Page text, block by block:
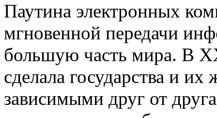
Паутина электронных
мгновенной передачи
большую часть мира. В
сделала государства и
зависимыми друг от